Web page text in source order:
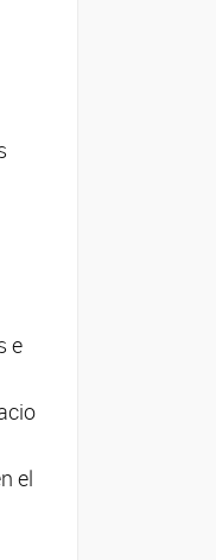
e
el